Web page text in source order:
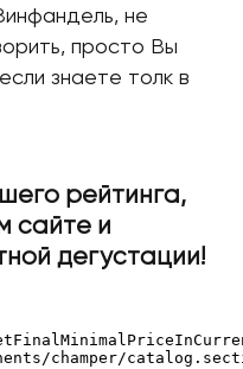
не
просто Вы
знаете толк в
рейтинга,
сайте и
дегустации!
champer/